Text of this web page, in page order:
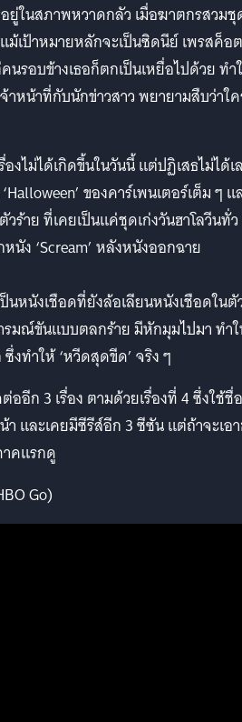
อยู่ในสภาพหวาดกลัว เมื่อฆาตกรสวม
ม้เป้าหมายหลักจะเป็นซิดนีย์ เพรสค็อ
นรอบข้างเธอก็ตกเป็นเหยื่อไปด้วย ทำ
าหน้าที่กับนักข่าวสาว พยายามสืบว่าใ
องไม่ได้เกิดขึ้นในวันนี้ แต่ปฏิเสธไม่ได้เ
ของคาร์เพนเตอร์เต็ม ๆ แ
ร้าย ที่เคยเป็นแค่ชุดเก่งวันฮาโลวีนทั่
นัง ‘Scream’ หลังหนังออกฉาย
ป็นหนังเชือดที่ยังล้อเลียนหนังเชือดในตั
มณ์ขันแบบตลกร้าย มีหักมุมไปมา ทำ
งทำให้ ‘หวีดสุดขีด’ จริง ๆ
ออีก 3 เรื่อง ตามด้วยเรื่องที่ 4 ซึ่งใช้ชื่อ
า และเคยมีซีรีส์อีก 3 ซีซัน แต่ถ้าจะเอ
าคแรกดู
Go)